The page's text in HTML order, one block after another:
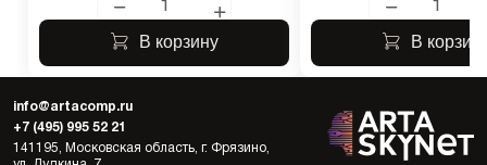
В корзину В
info@artacomp.ru
+7 (495) 995 52 21
141195, Московская область, г. Фрязино,